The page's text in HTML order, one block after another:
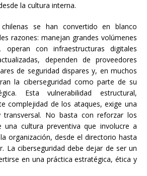
la cultura interna.
chilenas se han convertido en blanco
razones: manejan grandes volúmenes
operan con infraestructuras digitales
dependen de proveedores
de seguridad dispares y, en muchos
la ciberseguridad como parte de su
Esta vulnerabilidad estructural,
complejidad de los ataques, exige una
transversal. No basta con reforzar los
una cultura preventiva que involucre a
organización, desde el directorio hasta
La ciberseguridad debe dejar de ser un
en una práctica estratégica, ética y